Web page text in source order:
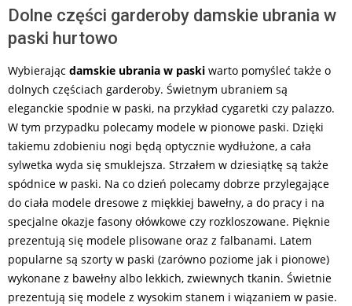
Dolne części garderoby damskie ubrania w
paski hurtowo
Wybierając damskie ubrania w paski warto pomyśleć także o
dolnych częściach garderoby. Świetnym ubraniem są
eleganckie spodnie w paski, na przykład cygaretki czy palazzo.
W tym przypadku polecamy modele w pionowe paski. Dzięki
takiemu zdobieniu nogi będą optycznie wydłużone, a cała
sylwetka wyda się smuklejsza. Strzałem w dziesiątkę są także
spódnice w paski. Na co dzień polecamy dobrze przylegające
do ciała modele dresowe z miękkiej bawełny, a do pracy i na
specjalne okazje fasony ołówkowe czy rozkloszowane. Pięknie
prezentują się modele plisowane oraz z falbanami. Latem
popularne są szorty w paski (zarówno poziome jak i pionowe)
wykonane z bawełny albo lekkich, zwiewnych tkanin. Świetnie
prezentują się modele z wysokim stanem i wiązaniem w pasie.